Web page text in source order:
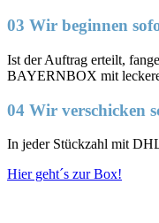
03 Wir beginnen
Ist der Auftrag erteilt,
BAYERNBOX mit
04 Wir verschicken
In jeder Stückzahl mit
Hier geht´s zur Box!